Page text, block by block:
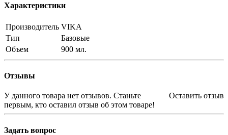
Характеристики
Производитель VIKA
Тип
Базовые
Объем
900 мл.
Отзывы
Оставить отзыв
У данного товара нет отзывов. Станьте
первым, кто оставил отзыв об этом товаре!
Задать вопрос